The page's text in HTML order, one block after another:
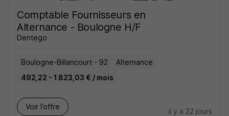
Comptable Fournisseurs en
Alternance - Boulogne H/F
Dentego
Boulogne-Billancourt - 92
Alternance
492,22 - 1 823,03 € / mois
Voir l’offre
il y a 22 jours